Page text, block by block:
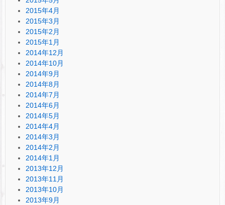
2015年4月
2015年3月
2015年2月
2015年1月
2014年12月
2014年10月
2014年9月
2014年8月
2014年7月
2014年6月
2014年5月
2014年4月
2014年3月
2014年2月
2014年1月
2013年12月
2013年11月
2013年10月
2013年9月